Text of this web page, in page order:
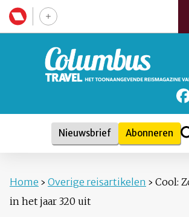
Nieuwsbrief Abonneren
Home › Overige reisartikelen › Cool:
in het jaar 320 uit